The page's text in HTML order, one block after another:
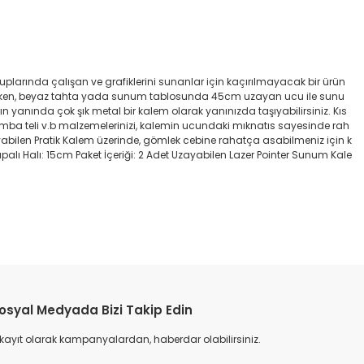
çalışan ve grafiklerini sunanlar için kaçırılmayacak bir ürün
beyaz tahta yada sunum tablosunda 45cm uzayan ucu ile sunu
çok şık metal bir kalem olarak yanınızda taşıyabilirsiniz. Kıs
teli v.b malzemelerinizi, kalemin ucundaki mıknatıs sayesinde rah
Pratik Kalem üzerinde, gömlek cebine rahatça asabilmeniz için k
Halı: 15cm Paket İçeriği: 2 Adet Uzayabilen Lazer Pointer Sunum Kale
Medyada Bizi Takip Edin
olarak kampanyalardan, haberdar olabilirsiniz.